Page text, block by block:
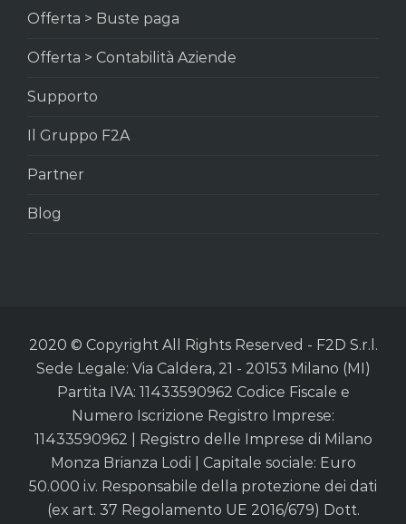
Offerta > Buste paga
Offerta > Contabilità Aziende
Supporto
Il Gruppo F2A
Partner
Blog
2020 © Copyright All Rights Reserved - F2D S.r.l.
Sede Legale: Via Caldera, 21 - 20153 Milano (MI)
Partita IVA: 11433590962 Codice Fiscale e
Numero Iscrizione Registro Imprese:
11433590962 | Registro delle Imprese di Milano
Monza Brianza Lodi | Capitale sociale: Euro
50.000 i.v. Responsabile della protezione dei dati
(ex art. 37 Regolamento UE 2016/679) Dott.